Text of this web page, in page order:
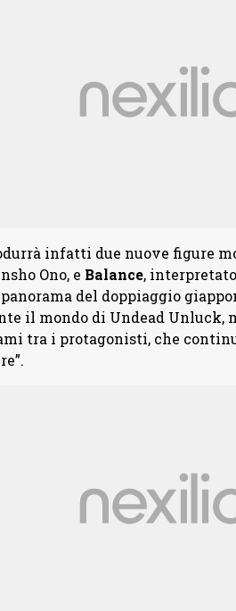
infatti due nuove figure
Ono, e Balance,
del doppiaggio
il mondo di Undead Unluck,
tra i protagonisti, che